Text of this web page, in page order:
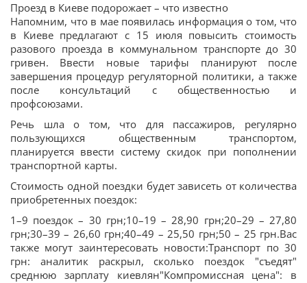
Проезд в Киеве подорожает – что известно
Напомним, что в мае появилась информация о том, что
в Киеве предлагают с 15 июля повысить стоимость
разового проезда в коммунальном транспорте до 30
гривен. Ввести новые тарифы планируют после
завершения процедур регуляторной политики, а также
после консультаций с общественностью и
профсоюзами.
Речь шла о том, что для пассажиров, регулярно
пользующихся общественным транспортом,
планируется ввести систему скидок при пополнении
транспортной карты.
Стоимость одной поездки будет зависеть от количества
приобретенных поездок:
1–9 поездок – 30 грн;10–19 – 28,90 грн;20–29 – 27,80
грн;30–39 – 26,60 грн;40–49 – 25,50 грн;50 – 25 грн.Вас
также могут заинтересовать новости:Транспорт по 30
грн: аналитик раскрыл, сколько поездок "съедят"
среднюю зарплату киевлян"Компромиссная цена": в